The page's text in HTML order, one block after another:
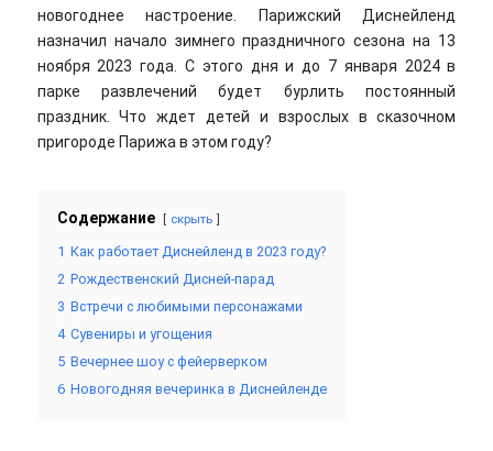
новогоднее настроение. Парижский Диснейленд
назначил начало зимнего праздничного сезона на 13
ноября 2023 года. С этого дня и до 7 января 2024 в
парке развлечений будет бурлить постоянный
праздник. Что ждет детей и взрослых в сказочном
пригороде Парижа в этом году?
Содержание скрыть
1 Как работает Диснейленд в 2023 году?
2 Рождественский Дисней-парад
3 Встречи с любимыми персонажами
4 Сувениры и угощения
5 Вечернее шоу с фейерверком
6 Новогодняя вечеринка в Диснейленде